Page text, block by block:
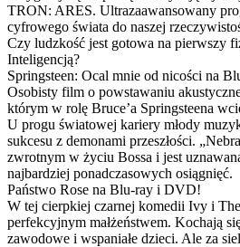
TRON: ARES. Ultrazaawansowany
cyfrowego świata do naszej
Czy ludzkość jest gotowa na pierwszy
Inteligencją?
Springsteen: Ocal mnie od nicości na
Osobisty film o powstawaniu
którym w rolę Bruce’a Springsteena
U progu światowej kariery młody
sukcesu z demonami przeszłości.
zwrotnym w życiu Bossa i jest
najbardziej ponadczasowych osiągnięć.
Państwo Rose na Blu-ray i DVD!
W tej cierpkiej czarnej komedii Ivy i
perfekcyjnym małżeństwem. Kochają
zawodowe i wspaniałe dzieci. Ale za